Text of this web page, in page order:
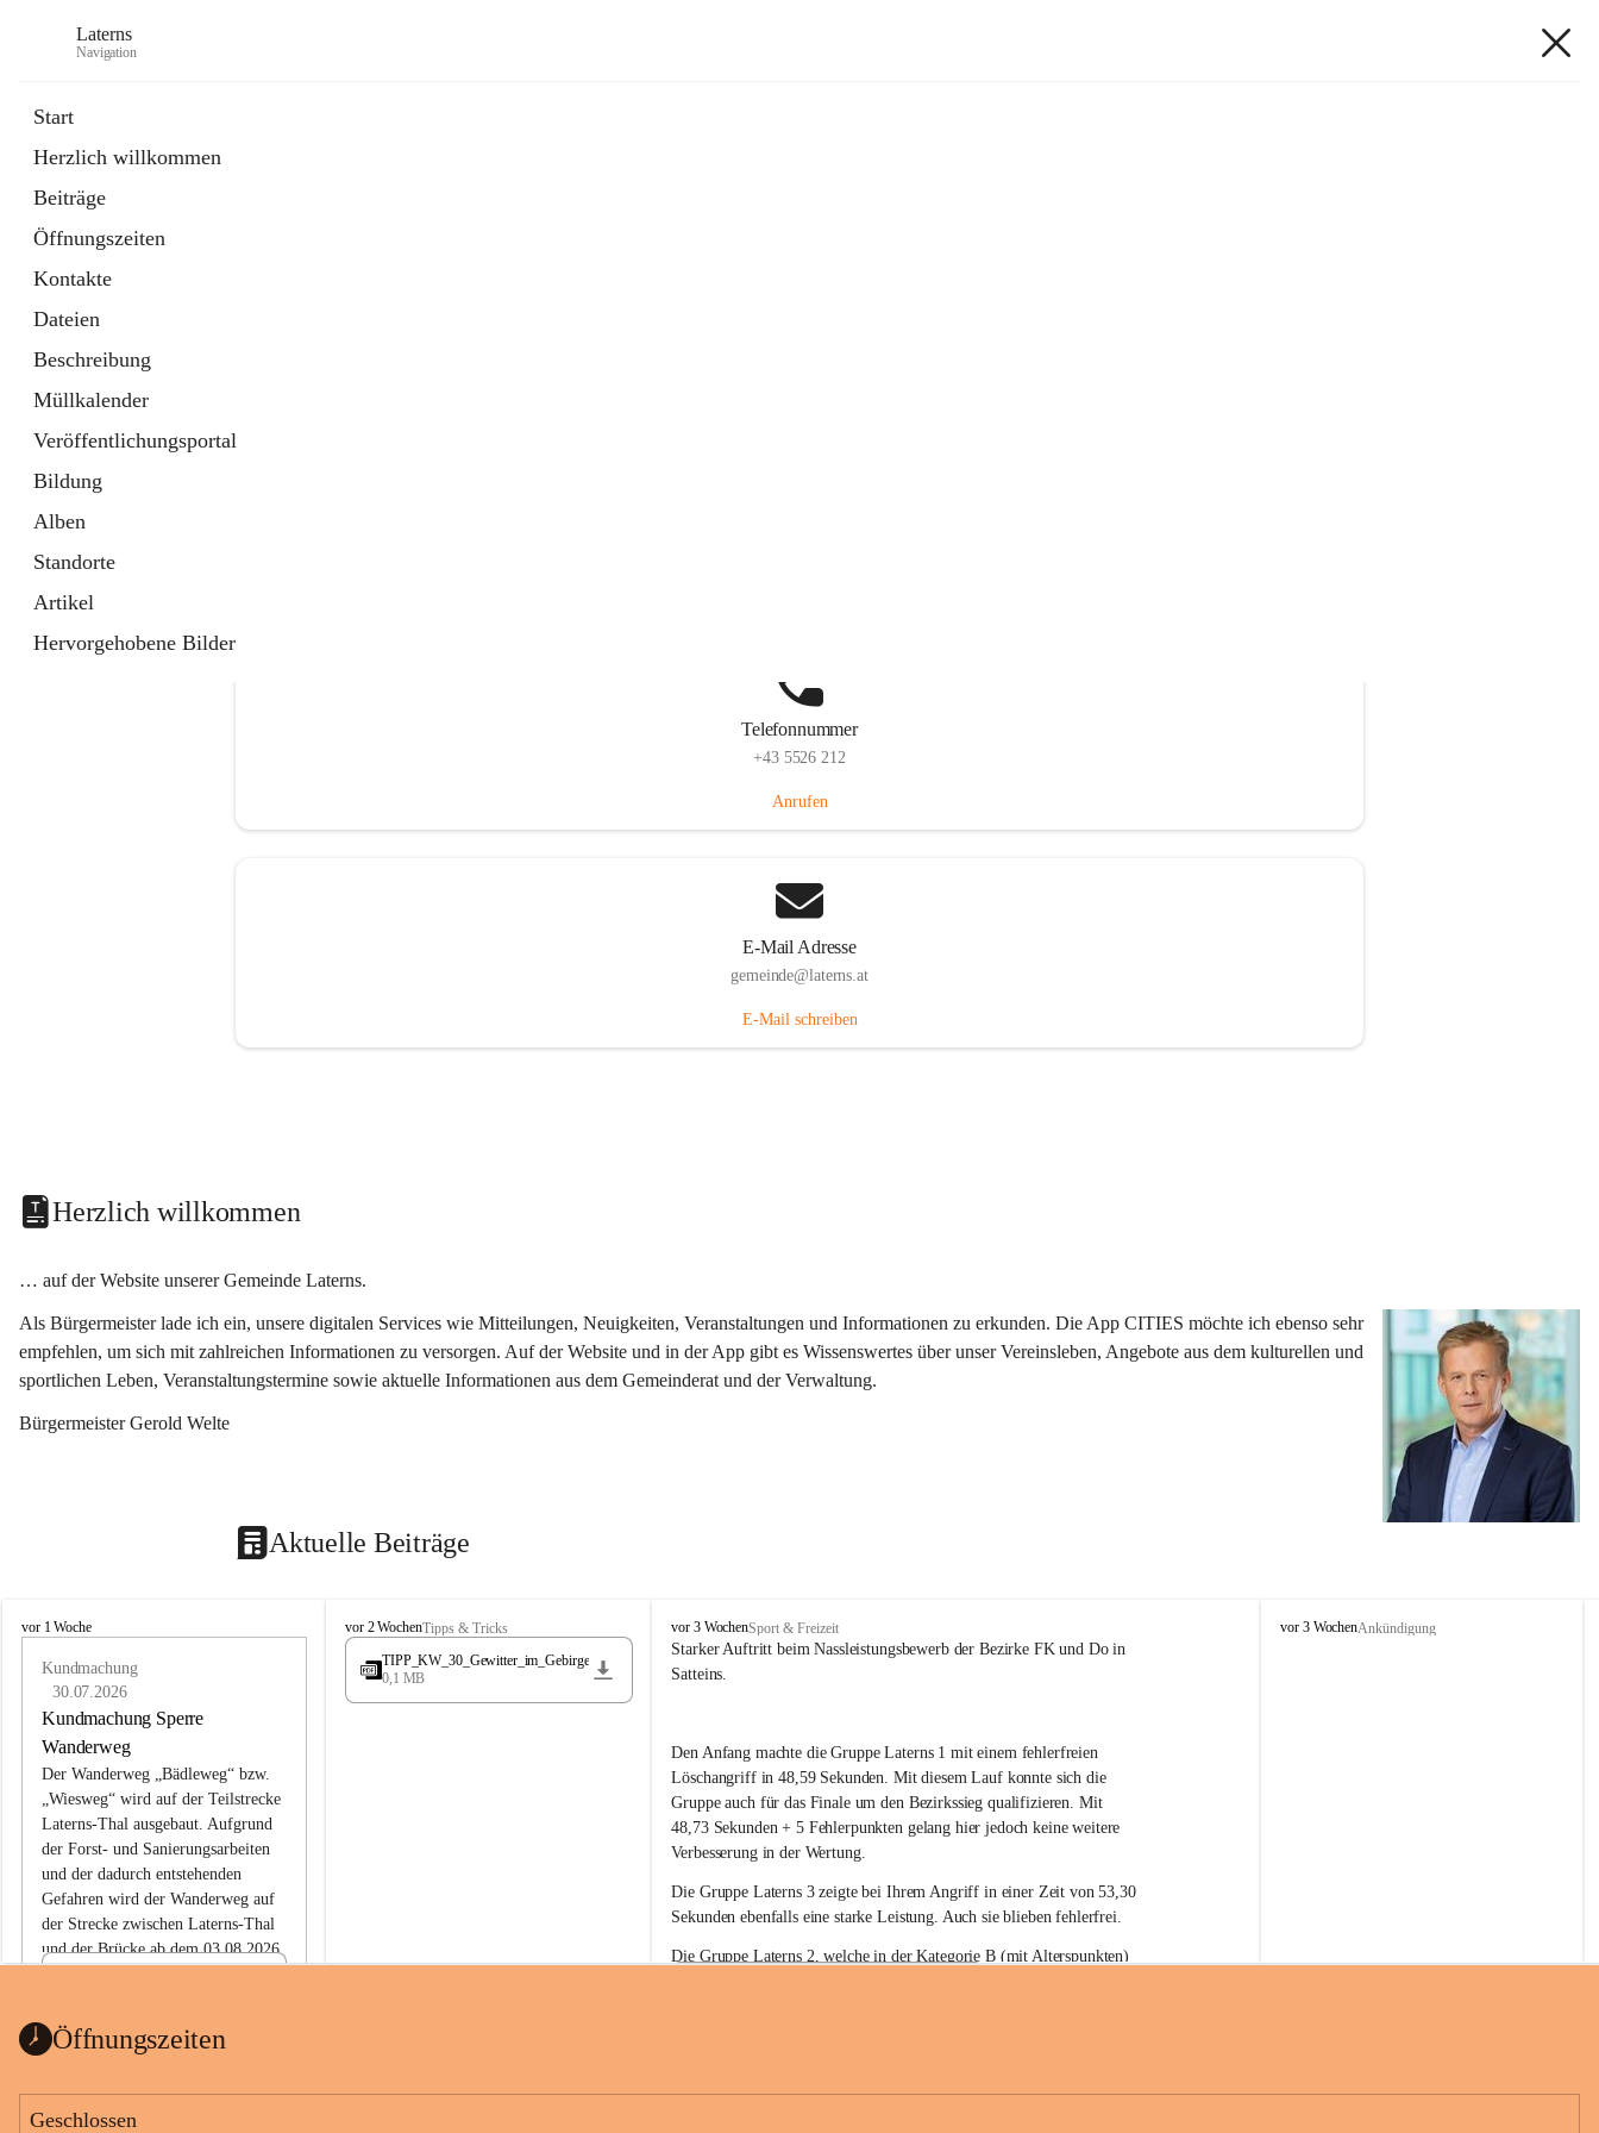
Laterns
Navigation
Start
Herzlich willkommen
Beiträge
Öffnungszeiten
Kontakte
Dateien
Beschreibung
Müllkalender
Veröffentlichungsportal
Bildung
Alben
Standorte
Artikel
Hervorgehobene Bilder
Telefonnummer
+43 5526 212
Anrufen
E-Mail Adresse
gemeinde@laterns.at
E-Mail schreiben
Herzlich willkommen
… auf der Website unserer Gemeinde Laterns.
Als Bürgermeister lade ich ein, unsere digitalen Services wie Mitteilungen, Neuigkeiten, Veranstaltungen und Informationen zu erkunden. Die App CITIES möchte ich ebenso sehr
empfehlen, um sich mit zahlreichen Informationen zu versorgen. Auf der Website und in der App gibt es Wissenswertes über unser Vereinsleben, Angebote aus dem kulturellen und
sportlichen Leben, Veranstaltungstermine sowie aktuelle Informationen aus dem Gemeinderat und der Verwaltung.
Bürgermeister Gerold Welte
Aktuelle Beiträge
L
vor 1 Woche
Kundmachung
30.07.2026
Kundmachung Sperre
Wanderweg
Der Wanderweg „Bädleweg“ bzw.
„Wiesweg“ wird auf der Teilstrecke
Laterns-Thal ausgebaut. Aufgrund
der Forst- und Sanierungsarbeiten
und der dadurch entstehenden
Gefahren wird der Wanderweg auf
der Strecke zwischen Laterns-Thal
und der Brücke ab dem 03.08.2026
ht
1 Seite•0,1 MB
L
a
e
vor 2 WochenTipps & Tricks
TIPP_KW_30_Gewitter_im_Gebirge
0,1 MB
F
r
e
l
l
i
g
e
F
e
u
e
r
w
t
vor 3 WochenSport & Freizeit
Starker Auftritt beim Nassleistungsbewerb der Bezirke FK und Do in
Satteins.
Den Anfang machte die Gruppe Laterns 1 mit einem fehlerfreien
Löschangriff in 48,59 Sekunden. Mit diesem Lauf konnte sich die
Gruppe auch für das Finale um den Bezirkssieg qualifizieren. Mit
48,73 Sekunden + 5 Fehlerpunkten gelang hier jedoch keine weitere
Verbesserung in der Wertung.
Die Gruppe Laterns 3 zeigte bei Ihrem Angriff in einer Zeit von 53,30
Sekunden ebenfalls eine starke Leistung. Auch sie blieben fehlerfrei.
Die Gruppe Laterns 2, welche in der Kategorie B (mit Alterspunkten)
L
vor 3 WochenAnkündigung
Öffnungszeiten
Geschlossen